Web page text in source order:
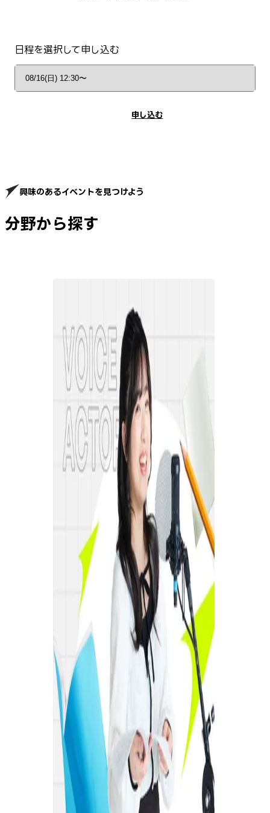
日程を選択して申し込む
申し込む
興味のあるイベントを見つけよう
分野から探す